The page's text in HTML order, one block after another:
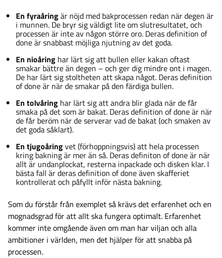
En fyraåringär nöjd med bakprocessen redan när degen är
i munnen. De bryr sig väldigt lite om slutresultatet, och
processen är inte av någon större oro. Deras definition of
done är snabbast möjliga njutning av det goda.
En nioåring har lärt sig att bullen eller kakan oftast
smakar bättre än degen – och ger dig mindre ont i magen.
De har lärt sig stoltheten att skapa något. Deras definition
of done är när de smakar på den färdiga bullen.
En tolvåring har lärt sig att andra blir glada när de får
smaka på det som är bakat. Deras definition of done är när
de får beröm när de serverar vad de bakat (och smaken av
det goda såklart).
En tjugoåringvet (förhoppningsvis) att hela processen
kring bakning är mer än så. Deras definiton of done är när
allt är undanplockat, resterna inpackade och disken klar. I
bästa fall är deras definition of done även skafferiet
kontrollerat och påfyllt inför nästa bakning.
Som du förstår från exemplet så krävs det erfarenhet och en
mognadsgrad för att allt ska fungera optimalt. Erfarenhet
kommer inte omgående även om man har viljan och alla
ambitioner i världen, men det hjälper för att snabba på
processen.